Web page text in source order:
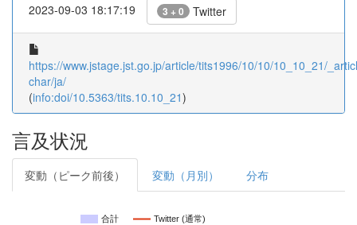
2023-09-03 18:17:19 3 + 0 Twitter
https://www.jstage.jst.go.jp/article/tits1996/10/10/10_10_21/
char/ja/
(info:doi/10.5363/tits.10.10_21)
言及状況
変動（ピーク前後） 変動（月別） 分布
合計 Twitter (通常)